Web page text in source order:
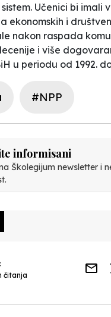
Učenici bi imali
ekonomskih i
nakon raspada
i više
u periodu od 1992.
#NPP
informisani
Školegijum newsletter i
čitanja